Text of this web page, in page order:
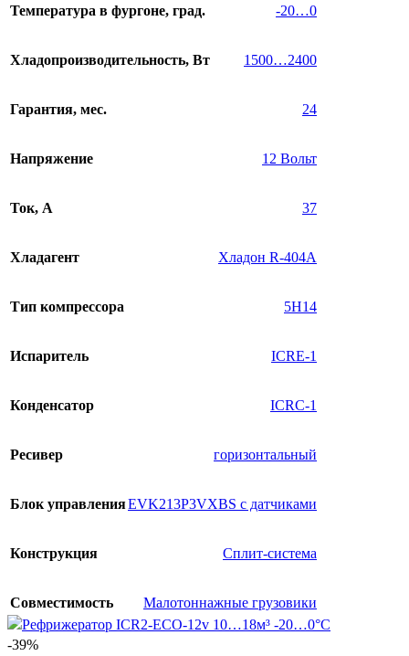
Температура в фургоне, град. -20…0
Хладопроизводительность, Вт 1500…2400
Гарантия, мес. 24
Напряжение 12 Вольт
Ток, А 37
Хладагент Хладон R-404A
Тип компрессора 5H14
Испаритель ICRE-1
Конденсатор ICRC-1
Ресивер горизонтальный
Блок управленияEVK213P3VXBS с датчиками
Конструкция Сплит-система
Совместимость Малотоннажные грузовики
-39%